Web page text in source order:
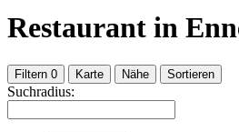
Restaurant in
Filtern 0 Karte Nähe Sortieren
Suchradius: